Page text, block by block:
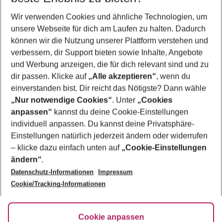
2 Erwachsene Keine Kinder
Mehr Filter anzeigen
Footer
Footer navigation
Über uns
AGB
Bestpreisgarantie
Cookie-Einstellungen ändern
Cookie-Richtlinie
Agenturbetreuung
Barrierefreies Reisen
FAQ
HanseMerkur Reiseversicherung
Folge uns
Wir verwenden Cookies und ähnliche Technologien, um
unsere Webseite für dich am Laufen zu halten. Dadurch
können wir die Nutzung unserer Plattform verstehen und
verbessern, dir Support bieten sowie Inhalte, Angebote
und Werbung anzeigen, die für dich relevant sind und zu
dir passen. Klicke auf „Alle akzeptieren“, wenn du
einverstanden bist. Dir reicht das Nötigste? Dann wähle
„Nur notwendige Cookies“. Unter „Cookies
anpassen“ kannst du deine Cookie-Einstellungen
individuell anpassen. Du kannst deine Privatsphäre-
Einstellungen natürlich jederzeit ändern oder widerrufen
– klicke dazu einfach unten auf „Cookie-Einstellungen
ändern“.
Datenschutz-Informationen
Impressum
Cookie/Tracking-Informationen
Cookie anpassen